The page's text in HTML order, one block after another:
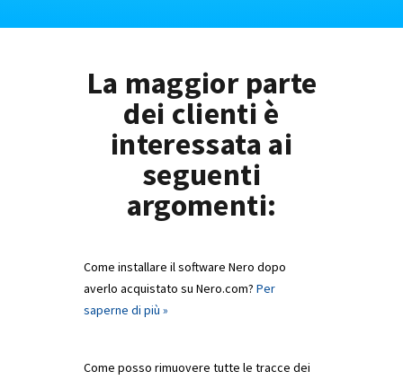
La maggior parte
dei clienti è
interessata ai
seguenti
argomenti:
Come installare il software Nero dopo
averlo acquistato su Nero.com? Per
saperne di più »
Come posso rimuovere tutte le tracce dei